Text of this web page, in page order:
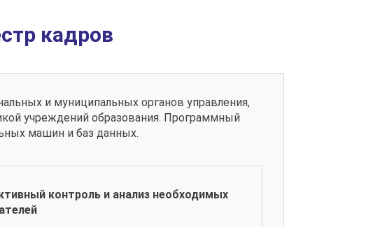
кадров
и муниципальных органов управления,
учреждений образования. Программный
машин и баз данных.
контроль и анализ необходимых